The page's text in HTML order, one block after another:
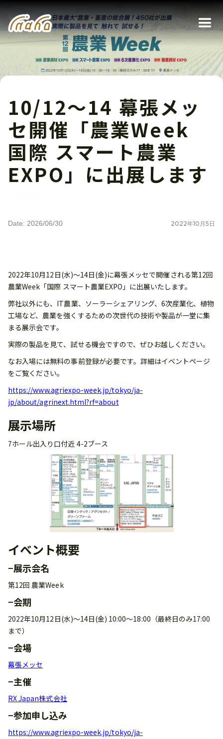
10/12〜14 幕張メッ
セ開催「農業Week
国際 スマート農業
EXPO」に出展します
Date: 2026/06/30 2022年10 月5 日
2022年10月12日(水)～14日(金)に幕張メッセで開催される第12回
農業Week「国際 スマート農業EXPO」に出展いたします。
弊社以外にも、IT農業、ソーラーシェアリング、6次産業化、植物
工場など、農業を強くするための次世代の技術や製品が一堂に集
まる展示会です。
実際の製品を見て、試せる機会ですので、ぜひお越しください。
なお入場には無料の事前登録が必要です。詳細はイベントページ
をご覧ください。
https://www.agriexpo-week.jp/tokyo/ja-
jp/about/agrinext.html?rf=about
展示場所
7ホール出入り口付近 4-2ブース
イベント概要
−展示会名
第12回 農業Week
−会期
2022年10月12日(水)～14日(金) 10:00～18:00（最終日のみ17:00
まで）
−会場
幕張メッセ
−主催
RX Japan株式会社
−参加申し込み
https://www.agriexpo-week.jp/tokyo/ja-